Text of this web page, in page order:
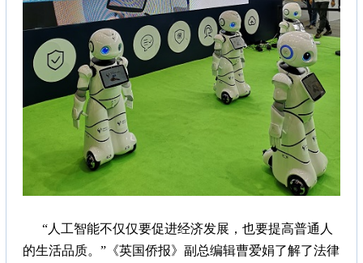
“人工智能不仅仅要促进经济发展，也要提高普通人
的生活品质。”《英国侨报》副总编辑曹爱娟了解了法律